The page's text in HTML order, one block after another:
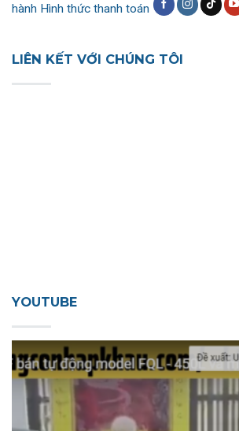
hành Hình thức thanh toán
LIÊN KẾT VỚI CHÚNG TÔI
YOUTUBE